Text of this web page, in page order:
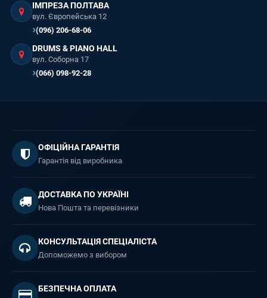
ІМПРЕЗА ПОЛТАВА
вул. Європейська 12
(096) 206-68-06
DRUMS & PIANO HALL
вул. Соборна 17
(066) 098-92-28
ОФІЦІЙНА ГАРАНТІЯ
Гарантія від виробника
ДОСТАВКА ПО УКРАЇНІ
Нова Пошта та перевізники
КОНСУЛЬТАЦІЯ СПЕЦІАЛІСТА
Допоможемо з вибором
БЕЗПЕЧНА ОПЛАТА